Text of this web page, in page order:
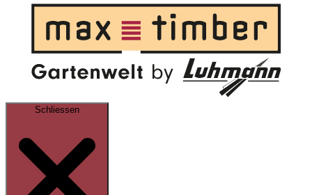
Schliessen